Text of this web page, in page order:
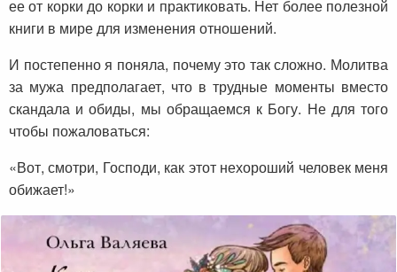
ее от корки до корки и практиковать. Нет более полезной
книги в мире для изменения отношений.
И постепенно я поняла, почему это так сложно. Молитва
за мужа предполагает, что в трудные моменты вместо
скандала и обиды, мы обращаемся к Богу. Не для того
чтобы пожаловаться:
«Вот, смотри, Господи, как этот нехороший человек меня
обижает!»